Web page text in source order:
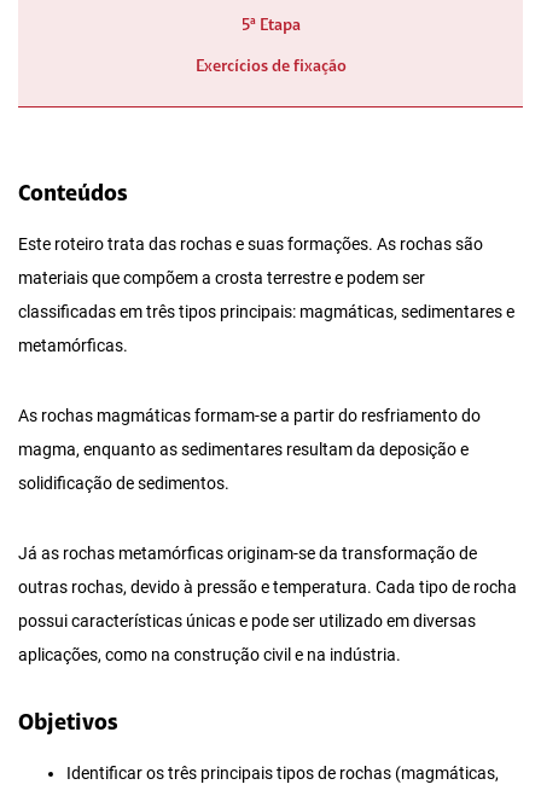
5ª Etapa
Exercícios de fixação
Conteúdos
Este roteiro trata das rochas e suas formações. As rochas são
materiais que compõem a crosta terrestre e podem ser
classificadas em três tipos principais: magmáticas, sedimentares e
metamórficas.
As rochas magmáticas formam-se a partir do resfriamento do
magma, enquanto as sedimentares resultam da deposição e
solidificação de sedimentos.
Já as rochas metamórficas originam-se da transformação de
outras rochas, devido à pressão e temperatura. Cada tipo de rocha
possui características únicas e pode ser utilizado em diversas
aplicações, como na construção civil e na indústria.
Objetivos
Identificar os três principais tipos de rochas (magmáticas,